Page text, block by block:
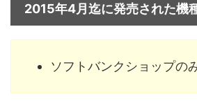
2015年4月迄に発売された機
ソフトバンクショップの